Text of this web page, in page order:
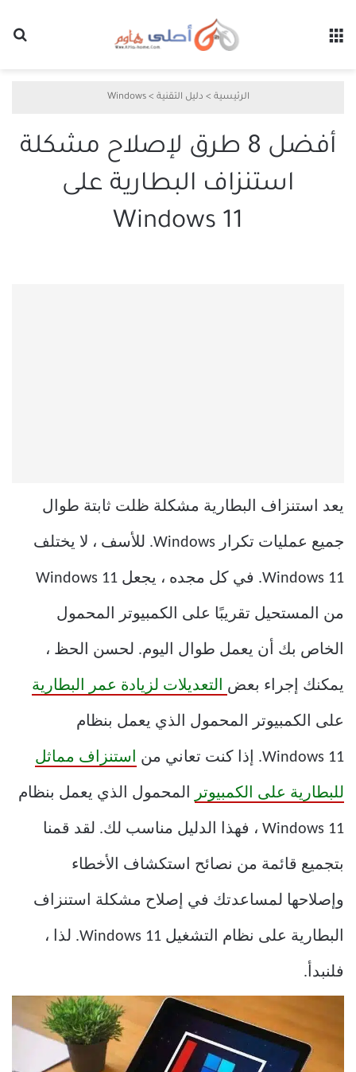
الرئيسية > دليل التقنية >
Windows
أفضل 8 طرق لإصلاح مشكلة
استنزاف البطارية على
Windows 11
يعد استنزاف البطارية مشكلة ظلت ثابتة طوال
جميع عمليات تكرار Windows. للأسف ، لا يختلف
Windows 11. في كل مجده ، يجعل Windows 11
من المستحيل تقريبًا على الكمبيوتر المحمول
الخاص بك أن يعمل طوال اليوم. لحسن الحظ ،
يمكنك إجراء بعض التعديلات لزيادة عمر البطارية
على الكمبيوتر المحمول الذي يعمل بنظام
Windows 11. إذا كنت تعاني من استنزاف مماثل
للبطارية على الكمبيوتر المحمول الذي يعمل بنظام
Windows 11 ، فهذا الدليل مناسب لك. لقد قمنا
بتجميع قائمة من نصائح استكشاف الأخطاء
وإصلاحها لمساعدتك في إصلاح مشكلة استنزاف
البطارية على نظام التشغيل Windows 11. لذا ،
فلنبدأ.